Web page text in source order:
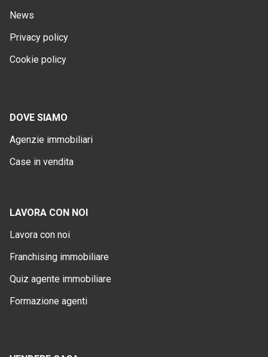
News
Privacy policy
Cookie policy
DOVE SIAMO
Agenzie immobiliari
Case in vendita
LAVORA CON NOI
Lavora con noi
Franchising immobiliare
Quiz agente immobiliare
Formazione agenti